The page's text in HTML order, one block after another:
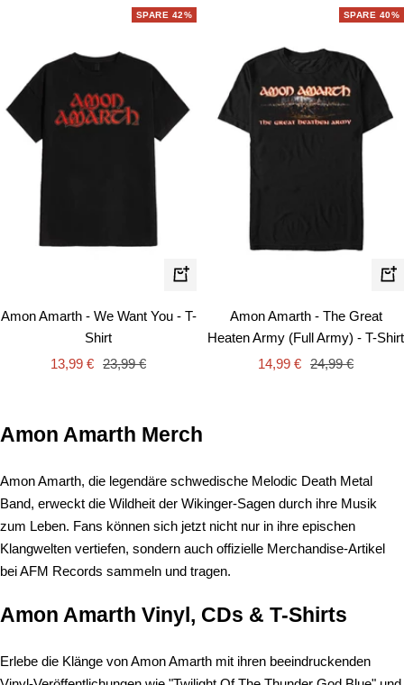
SPARE 42%
Schnellansicht
Amon Amarth - We Want You - T-
Shirt
Angebotspreis
13,99 € Regulärer
23,99 €
SPARE 40%
Amon Amarth - The Great
Heaten Army (Full Army) - T-Shirt
Angebotspreis
14,99 € Regulärer
24,99 €
Amon Amarth Merch
Amon Amarth, die legendäre schwedische Melodic Death Metal
Band, erweckt die Wildheit der Wikinger-Sagen durch ihre Musik
zum Leben. Fans können sich jetzt nicht nur in ihre epischen
Klangwelten vertiefen, sondern auch offizielle Merchandise-Artikel
bei AFM Records sammeln und tragen.
Amon Amarth Vinyl, CDs & T-Shirts
Erlebe die Klänge von Amon Amarth mit ihren beeindruckenden